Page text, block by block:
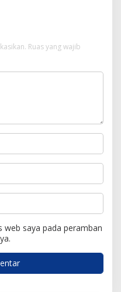
Ruas yang wajib
web saya pada peramban